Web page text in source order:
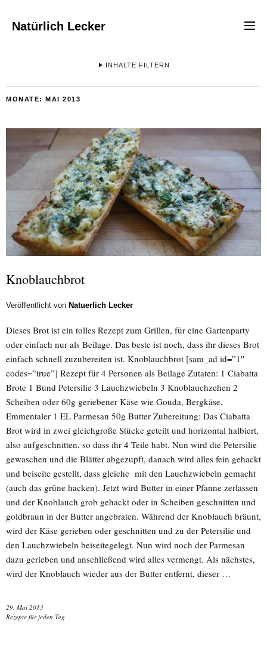
Natürlich Lecker
INHALTE FILTERN
MONATE: MAI 2013
Knoblauchbrot
Veröffentlicht von Natuerlich Lecker
Dieses Brot ist ein tolles Rezept zum Grillen, für eine Gartenparty
oder einfach nur als Beilage. Das beste ist noch, dass ihr dieses Brot
einfach schnell zuzubereiten ist. Knoblauchbrot [sam_ad id=”1″
codes=”true”] Rezept für 4 Personen als Beilage Zutaten: 1 Ciabatta
Brote 1 Bund Petersilie 3 Lauchzwiebeln 3 Knoblauchzehen 2
Scheiben oder 60g geriebener Käse wie Gouda, Bergkäse,
Emmentaler 1 EL Parmesan 50g Butter Zubereitung: Das Ciabatta
Brot wird in zwei gleichgroße Stücke geteilt und horizontal halbiert,
also aufgeschnitten, so dass ihr 4 Teile habt. Nun wird die Petersilie
gewaschen und die Blätter abgezupft, danach wird alles fein gehackt
und beiseite gestellt, dass gleiche mit den Lauchzwiebeln gemacht
(auch das grüne hacken). Jetzt wird Butter in einer Pfanne zerlassen
und der Knoblauch grob gehackt oder in Scheiben geschnitten und
goldbraun in der Butter angebraten. Während der Knoblauch bräunt,
wird der Käse gerieben oder geschnitten und zu der Petersilie und
den Lauchzwiebeln beiseitegelegt. Nun wird noch der Parmesan
dazu gerieben und anschließend wird alles vermengt. Als nächstes,
wird der Knoblauch wieder aus der Butter entfernt, dieser …
29. Mai 2013
Rezepte für jeden Tag